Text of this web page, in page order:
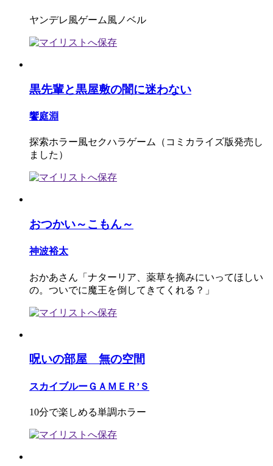
ヤンデレ風ゲーム風ノベル
黒先輩と黒屋敷の闇に迷わない
饗庭淵
探索ホラー風セクハラゲーム（コミカライズ版発売し
ました）
おつかい～こもん～
神波裕太
おかあさん「ナターリア、薬草を摘みにいってほしい
の。ついでに魔王を倒してきてくれる？」
呪いの部屋 無の空間
スカイブルーＧＡＭＥＲ’Ｓ
10分で楽しめる単調ホラー